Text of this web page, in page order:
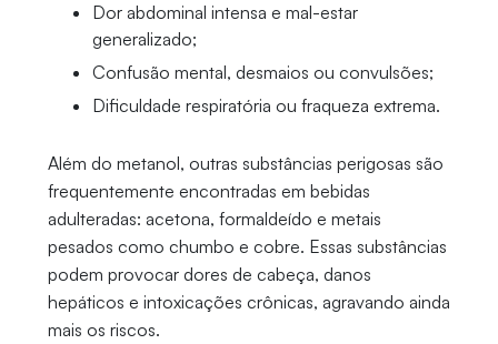
Dor abdominal intensa e mal-estar
generalizado;
Confusão mental, desmaios ou convulsões;
Dificuldade respiratória ou fraqueza extrema.
Além do metanol, outras substâncias perigosas são
frequentemente encontradas em bebidas
adulteradas: acetona, formaldeído e metais
pesados como chumbo e cobre. Essas substâncias
podem provocar dores de cabeça, danos
hepáticos e intoxicações crônicas, agravando ainda
mais os riscos.